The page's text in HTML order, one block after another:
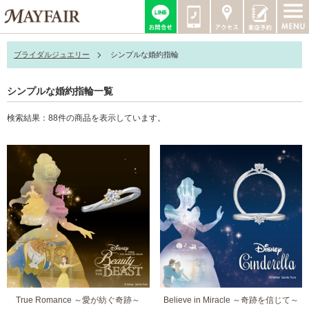
ブライダルジュエリー シンプルな婚約指輪
シンプルな婚約指輪一覧
検索結果：88件の商品を表示しています。
True Romance ～愛が紡ぐ奇跡～ Believe in Miracle ～奇跡を信じて～